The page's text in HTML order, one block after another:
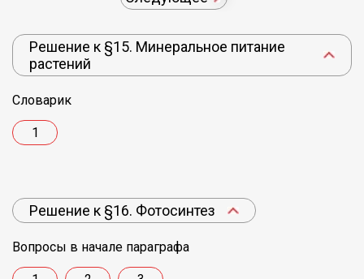
Решение к §15. Минеральное питание
растений
Словарик
1
Решение к §16. Фотосинтез
Вопросы в начале параграфа